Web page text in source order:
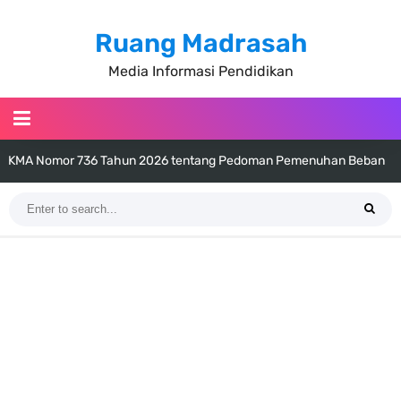
Ruang Madrasah
Media Informasi Pendidikan
KMA Nomor 736 Tahun 2026 tentang Pedoman Pemenuhan Beban
Kerja Guru Madrasah Bersertifikat